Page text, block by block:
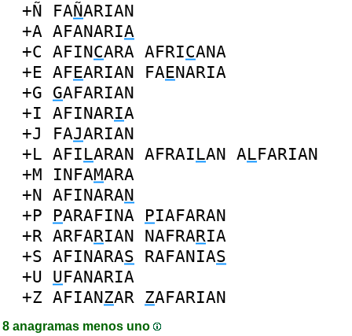
+Ñ FAÑARIAN
+A AFANARIA
+C AFINCARA AFRICANA
+E AFEARIAN FAENARIA
+G GAFARIAN
+I AFINARIA
+J FAJARIAN
+L AFILARAN AFRAILAN ALFARIAN
+M INFAMARA
+N AFINARAN
+P PARAFINA PIAFARAN
+R ARFARIAN NAFRARIA
+S AFINARAS RAFANIAS
+U UFANARIA
+Z AFIANZAR ZAFARIAN
8 anagramas menos uno